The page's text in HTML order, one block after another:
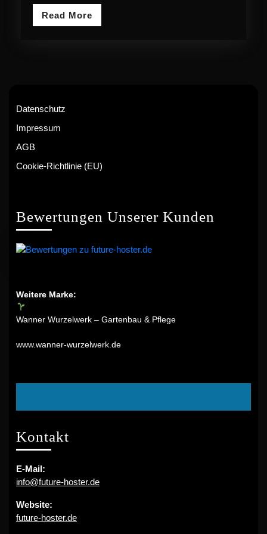
Read More
More
Datenschutz
Impressum
AGB
Cookie-Richtlinie (EU)
Bewertungen Unserer Kunden
Weitere Marke:
Wanner Wurzelwerk – Gartenbau & Pflege
www.wanner-wurzelwerk.de
Kontakt
E-Mail:
info@future-hoster.de
Website:
future-hoster.de